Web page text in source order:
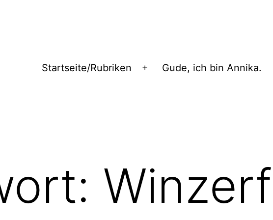
Startseite/Rubriken
Menü
Gude, ich bin Annika.